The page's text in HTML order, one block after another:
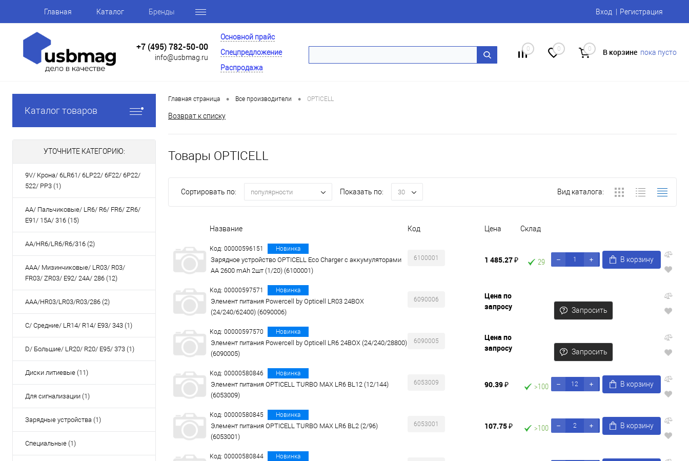
Главная Каталог Бренды Вход Регистрация
+7 (495) 782-50-00
info@usbmag.ru
Основной прайс
Спецпредложение
Распродажа
0 0 0 В корзине пока пусто
Каталог товаров
УТОЧНИТЕ КАТЕГОРИЮ:
9V/ Крона/ 6LR61/ 6LP22/ 6F22/ 6P22/
522/ PP3 (1)
AA/ Пальчиковые/ LR6/ R6/ FR6/ ZR6/
E91/ 15A/ 316 (15)
AA/HR6/LR6/R6/316 (2)
AAA/ Мизинчиковые/ LR03/ R03/
FR03/ ZR03/ E92/ 24A/ 286 (12)
AAA/HR03/LR03/R03/286 (2)
C/ Средние/ LR14/ R14/ E93/ 343 (1)
D/ Большие/ LR20/ R20/ E95/ 373 (1)
Диски литиевые (11)
Для сигнализации (1)
Зарядные устройства (1)
Специальные (1)
Главная страница • Все производители • OPTICELL
Возврат к списку
Товары OPTICELL
Сортировать по: популярности Показать по: 30 Вид каталога:
Название Код Цена Склад
Код: 00000596151 Новинка
Зарядное устройство OPTICELL Eco Charger с аккумуляторами
AA 2600 mAh 2шт (1/20) (6100001)
6100001 1 485.27 ₽ 29 В корзину
Код: 00000597571 Новинка
Элемент питания Powercell by Opticell LR03 24BOX
(24/240/62400) (6090006)
6090006
Цена по
запросу
Запросить
Код: 00000597570 Новинка
Элемент питания Powercell by Opticell LR6 24BOX (24/240/28800)
(6090005)
6090005
Цена по
запросу
Запросить
Код: 00000580846 Новинка
Элемент питания OPTICELL TURBO MAX LR6 BL12 (12/144)
(6053009)
6053009 90.39 ₽ >100 В корзину
Код: 00000580845 Новинка
Элемент питания OPTICELL TURBO MAX LR6 BL2 (2/96)
(6053001)
6053001 107.75 ₽ >100 В корзину
Код: 00000580844 Новинка